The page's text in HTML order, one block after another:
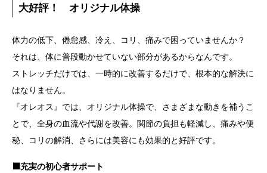
大好評！ オリジナル体操
体力の低下、倦怠感、冷え、コリ、痛みで困っていませんか？
それは、体に普段動かせていない部分があるからなんです。
ストレッチだけでは、一時的に改善するだけで、根本的な解決に
はなりません。
『オレオス』では、オリジナル体操で、さまざまな動きを補うこ
とで、全身の血流や代謝を改善。関節の負担も軽減し、痛みや便
秘、コリの解消、さらには美容にも効果的と好評です。
⬛️充実の初心者サポート